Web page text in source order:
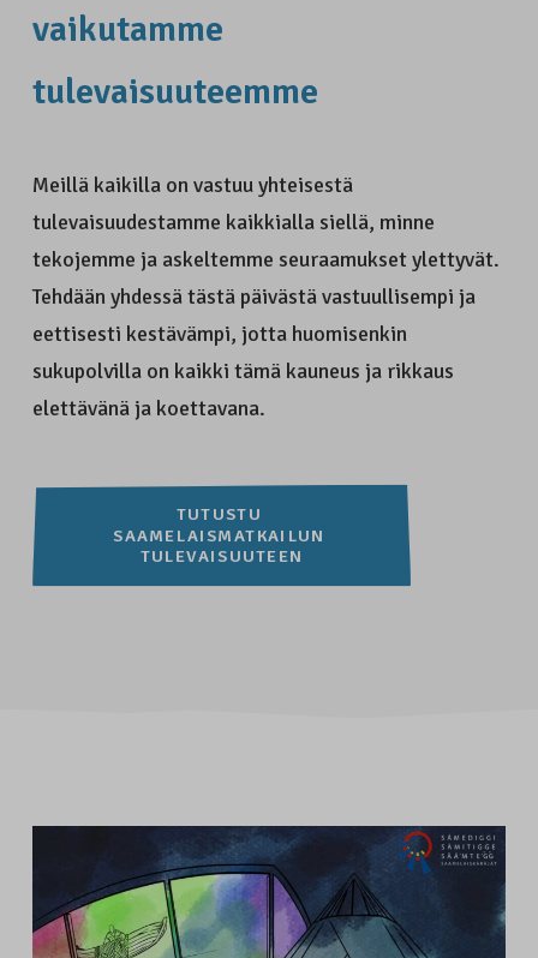
vaikutamme
tulevaisuuteemme
Meillä kaikilla on vastuu yhteisestä
tulevaisuudestamme kaikkialla siellä, minne
tekojemme ja askeltemme seuraamukset ylettyvät.
Tehdään yhdessä tästä päivästä vastuullisempi ja
eettisesti kestävämpi, jotta huomisenkin
sukupolvilla on kaikki tämä kauneus ja rikkaus
elettävänä ja koettavana.
TUTUSTU
SAAMELAISMATKAILUN
TULEVAISUUTEEN